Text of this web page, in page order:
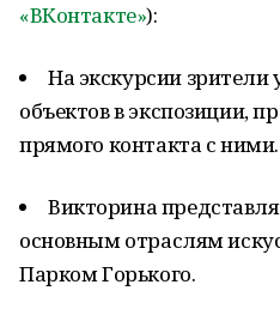
«ВКонтакте»):
На экскурсии зрители
объектов в экспозиции,
прямого контакта с ними.
Викторина
основным отраслям
Парком Горького.